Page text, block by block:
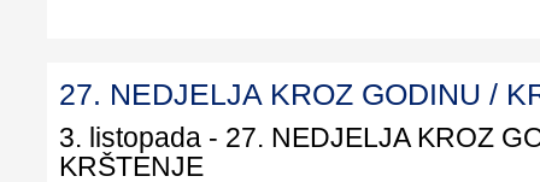
27. NEDJELJA KROZ GODINU /
3. listopada - 27. NEDJELJA KROZ
KRŠTENJE